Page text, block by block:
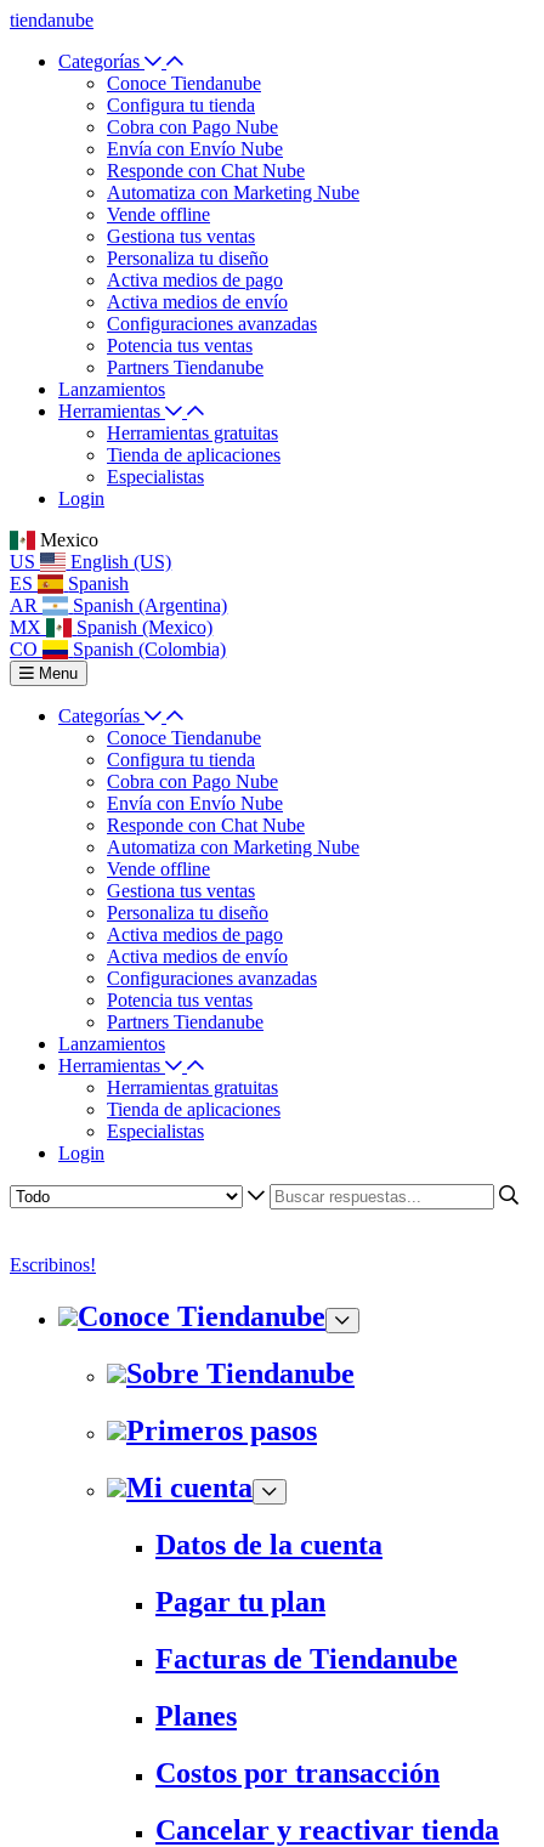
tiendanube
Categorías
Conoce Tiendanube
Configura tu tienda
Cobra con Pago Nube
Envía con Envío Nube
Responde con Chat Nube
Automatiza con Marketing Nube
Vende offline
Gestiona tus ventas
Personaliza tu diseño
Activa medios de pago
Activa medios de envío
Configuraciones avanzadas
Potencia tus ventas
Partners Tiendanube
Lanzamientos
Herramientas
Herramientas gratuitas
Tienda de aplicaciones
Especialistas
Login
Mexico
US
English (US)
ES
Spanish
AR
Spanish (Argentina)
MX
Spanish (Mexico)
CO
Spanish (Colombia)
Menu
Categorías
Conoce Tiendanube
Configura tu tienda
Cobra con Pago Nube
Envía con Envío Nube
Responde con Chat Nube
Automatiza con Marketing Nube
Vende offline
Gestiona tus ventas
Personaliza tu diseño
Activa medios de pago
Activa medios de envío
Configuraciones avanzadas
Potencia tus ventas
Partners Tiendanube
Lanzamientos
Herramientas
Herramientas gratuitas
Tienda de aplicaciones
Especialistas
Login
Escribinos!
Conoce Tiendanube
Sobre Tiendanube
Primeros pasos
Mi cuenta
Datos de la cuenta
Pagar tu plan
Facturas de Tiendanube
Planes
Costos por transacción
Cancelar y reactivar tienda